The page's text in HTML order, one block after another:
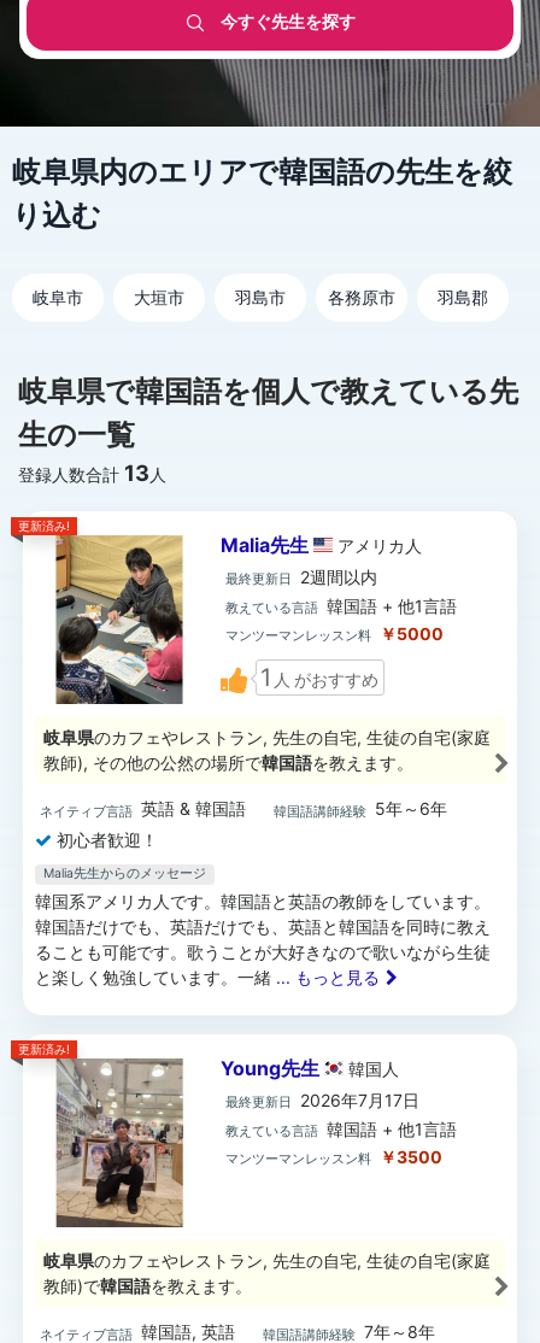
今すぐ先生を探す
岐阜県内のエリアで韓国語の先生を絞
り込む
岐阜市 大垣市 羽島市 各務原市 羽島郡
岐阜県で韓国語を個人で教えている先
生の一覧
登録人数合計 13 人
更新済み!
Malia先生 アメリカ 人
最終更新日 2週間以内
教えている言語 韓国語 + 他1言語
マンツーマンレッスン料 ￥5000
1 人 がおすすめ
岐阜県のカフェやレストラン, 先生の自宅, 生徒の自宅(家庭
教師), その他の公然の場所で韓国語を教えます。
ネイティブ言語 英語 & 韓国語 韓国語講師経験
5年～6年
初心者歓迎！
Malia先生からのメッセージ
韓国系アメリカ人です。韓国語と英語の教師をしています。
韓国語だけでも、英語だけでも、英語と韓国語を同時に教え
ることも可能です。歌うことが大好きなので歌いながら生徒
と楽しく勉強しています。一緒 ... もっと見る
更新済み!
Young先生 韓国 人
最終更新日 2026年7月17日
教えている言語 韓国語 + 他1言語
マンツーマンレッスン料 ￥3500
岐阜県のカフェやレストラン, 先生の自宅, 生徒の自宅(家庭
教師)で韓国語を教えます。
ネイティブ言語 韓国語, 英語 韓国語講師経験 7年～8年